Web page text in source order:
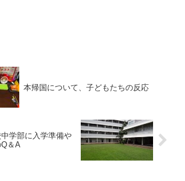
本帰国について、子どもたちの反応
学部に入学準備や
＆A